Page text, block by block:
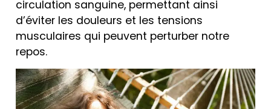
circulation sanguine, permettant ainsi
d’éviter les douleurs et les tensions
musculaires qui peuvent perturber notre
repos.